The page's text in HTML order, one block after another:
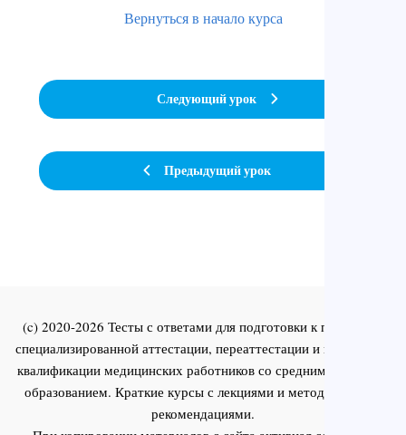
Предыдущий урок
Вернуться в начало курса
Следующий урок
(c) 2020-2026 Тесты с ответами для подготовки к первичной
специализированной аттестации, переаттестации и повышения
квалификации медицинских работников со средним и высшим
образованием. Краткие курсы с лекциями и методическими
рекомендациями.